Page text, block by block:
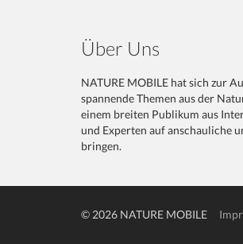
Über Uns
NATURE MOBILE hat sich zur
spannende Themen aus der
einem breiten Publikum aus
und Experten auf anschauliche
bringen.
© 2026 NATURE MOBILE